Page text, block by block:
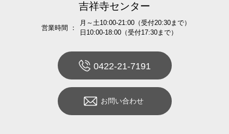
吉祥寺センター
営業時間 ：
月～土10:00-21:00（受付20:30まで）
日10:00-18:00（受付17:30まで）
0422-21-7191
お問い合わせ